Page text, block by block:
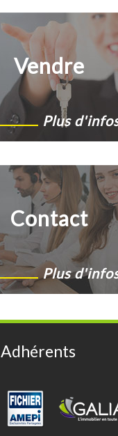
Vendre
Plus
Contact
Plus
Adhérents